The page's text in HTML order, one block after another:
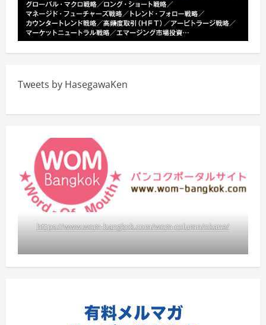
Tweets by HasegawaKen
https://www.wom-bangkok.com/wom-column/okane/